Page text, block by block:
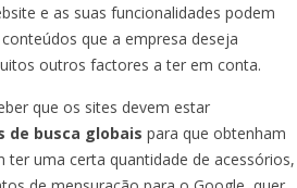
e as suas funcionalidades podem
que a empresa deseja
outros factores a ter em conta.
que os sites devem estar
de busca globais para que obtenham
ter uma certa quantidade de acessórios,